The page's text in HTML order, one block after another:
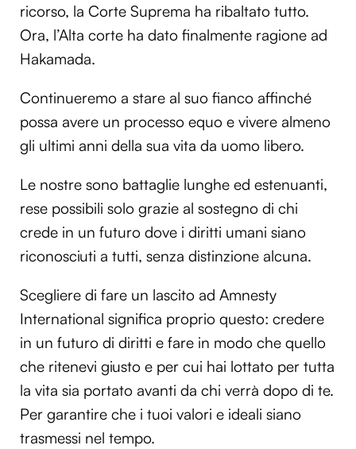
ricorso, la Corte Suprema ha ribaltato tutto.
Ora, l’Alta corte ha dato finalmente ragione ad
Hakamada.
Continueremo a stare al suo fianco affinché
possa avere un processo equo e vivere almeno
gli ultimi anni della sua vita da uomo libero.
Le nostre sono battaglie lunghe ed estenuanti,
rese possibili solo grazie al sostegno di chi
crede in un futuro dove i diritti umani siano
riconosciuti a tutti, senza distinzione alcuna.
Scegliere di fare un lascito ad Amnesty
International significa proprio questo: credere
in un futuro di diritti e fare in modo che quello
che ritenevi giusto e per cui hai lottato per tutta
la vita sia portato avanti da chi verrà dopo di te.
Per garantire che i tuoi valori e ideali siano
trasmessi nel tempo.